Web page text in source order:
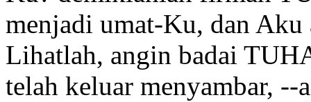
menjadi umat-Ku, dan Aku
Lihatlah, angin badai
telah keluar menyambar,